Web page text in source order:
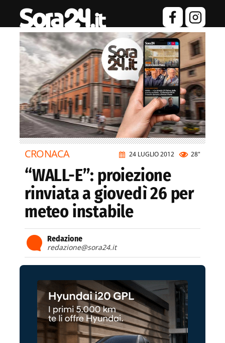
24 LUGLIO 2012 28"
CRONACA
“WALL-E”: proiezione
rinviata a giovedì 26 per
meteo instabile
Redazione
redazione@sora24.it